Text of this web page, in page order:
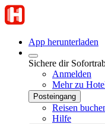
App herunterladen
Sichere dir
Anmelden
Mehr zu
Posteingang
Reisen
Hilfe